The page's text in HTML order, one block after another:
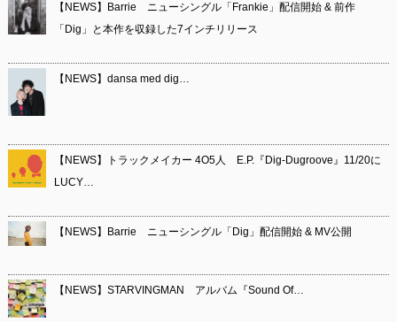
【NEWS】Barrie ニューシングル「Frankie」配信開始 & 前作
「Dig」と本作を収録した7インチリリース
【NEWS】dansa med dig…
【NEWS】トラックメイカー 4O5人 E.P.『Dig-Dugroove』11/20に
LUCY…
【NEWS】Barrie ニューシングル「Dig」配信開始 & MV公開
【NEWS】STARVINGMAN アルバム『Sound Of…